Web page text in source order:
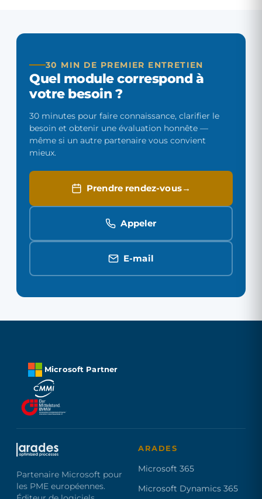
30 MIN DE PREMIER ENTRETIEN
Quel module correspond à
votre besoin ?
30 minutes pour faire connaissance, clarifier le
besoin et obtenir une évaluation honnête —
même si un autre partenaire vous convient
mieux.
Prendre rendez-vous
Appeler
E-mail
Microsoft Partner
Partenaire Microsoft pour
les PME européennes.
ARADES
Microsoft 365
Microsoft Dynamics 365